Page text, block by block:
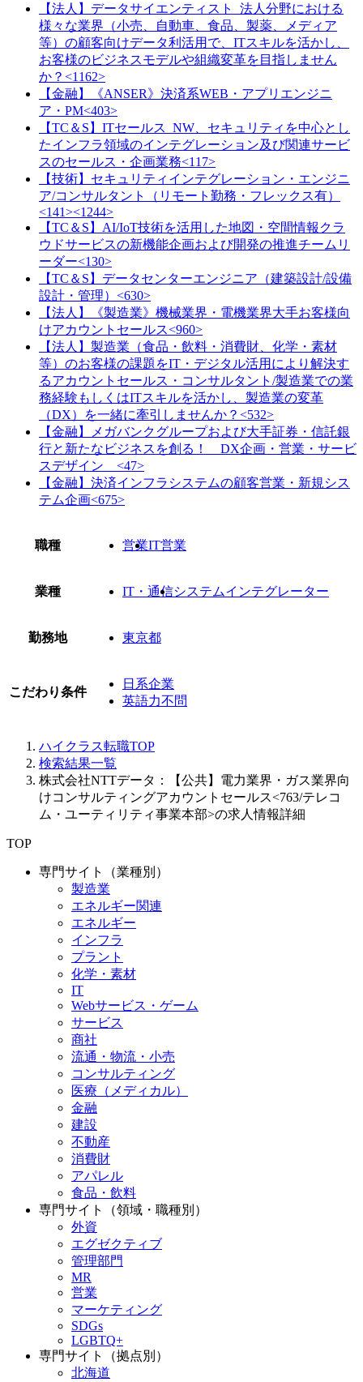
【法人】データサイエンティスト_法人分野における
様々な業界（小売、自動車、食品、製薬、メディア
等）の顧客向けデータ利活用で、ITスキルを活かし、
お客様のビジネスモデルや組織変革を目指しません
か？<1162>
【金融】《ANSER》決済系WEB・アプリエンジニ
ア・PM<403>
【TC＆S】ITセールス_NW、セキュリティを中心とし
たインフラ領域のインテグレーション及び関連サービ
スのセールス・企画業務<117>
【技術】セキュリティインテグレーション・エンジニ
ア/コンサルタント（リモート勤務・フレックス有）
<141><1244>
【TC＆S】AI/IoT技術を活用した地図・空間情報クラ
ウドサービスの新機能企画および開発の推進チームリ
ーダー<130>
【TC＆S】データセンターエンジニア（建築設計/設備
設計・管理）<630>
【法人】《製造業》機械業界・電機業界大手お客様向
けアカウントセールス<960>
【法人】製造業（食品・飲料・消費財、化学・素材
等）のお客様の課題をIT・デジタル活用により解決す
るアカウントセールス・コンサルタント/製造業での業
務経験もしくはITスキルを活かし、製造業の変革
（DX）を一緒に牽引しませんか？<532>
【金融】メガバンクグループおよび大手証券・信託銀
行と新たなビジネスを創る！ DX企画・営業・サービ
スデザイン <47>
【金融】決済インフラシステムの顧客営業・新規シス
テム企画<675>
職種 営業IT営業
業種 IT・通信システムインテグレーター
勤務地 東京都
こだわり条件
日系企業
英語力不問
ハイクラス転職TOP
検索結果一覧
株式会社NTTデータ：【公共】電力業界・ガス業界向
けコンサルティングアカウントセールス<763/テレコ
ム・ユーティリティ事業本部>の求人情報詳細
TOP
専門サイト（業種別）
製造業
エネルギー関連
エネルギー
インフラ
プラント
化学・素材
IT
Webサービス・ゲーム
サービス
商社
流通・物流・小売
コンサルティング
医療（メディカル）
金融
建設
不動産
消費財
アパレル
食品・飲料
専門サイト（領域・職種別）
外資
エグゼクティブ
管理部門
MR
営業
マーケティング
SDGs
LGBTQ+
専門サイト（拠点別）
北海道